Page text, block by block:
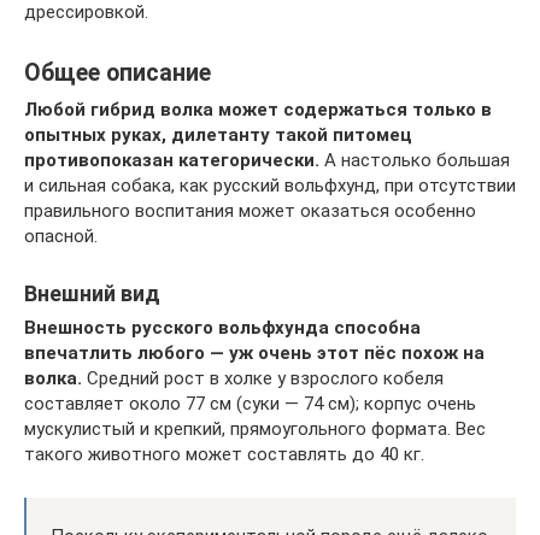
дрессировкой.
Общее описание
Любой гибрид волка может содержаться только в
опытных руках, дилетанту такой питомец
противопоказан категорически. А настолько большая
и сильная собака, как русский вольфхунд, при отсутствии
правильного воспитания может оказаться особенно
опасной.
Внешний вид
Внешность русского вольфхунда способна
впечатлить любого — уж очень этот пёс похож на
волка. Средний рост в холке у взрослого кобеля
составляет около 77 см (суки — 74 см); корпус очень
мускулистый и крепкий, прямоугольного формата. Вес
такого животного может составлять до 40 кг.